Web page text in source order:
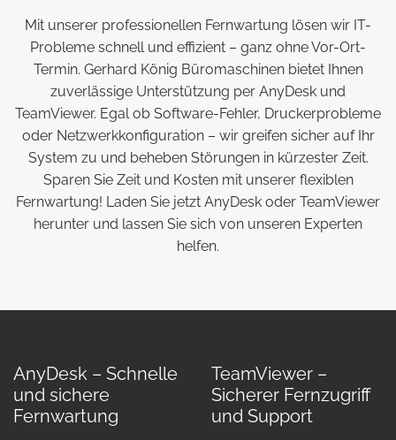
Mit unserer professionellen Fernwartung lösen wir IT-
Probleme schnell und effizient – ganz ohne Vor-Ort-
Termin. Gerhard König Büromaschinen bietet Ihnen
zuverlässige Unterstützung per AnyDesk und
TeamViewer. Egal ob Software-Fehler, Druckerprobleme
oder Netzwerkkonfiguration – wir greifen sicher auf Ihr
System zu und beheben Störungen in kürzester Zeit.
Sparen Sie Zeit und Kosten mit unserer flexiblen
Fernwartung! Laden Sie jetzt AnyDesk oder TeamViewer
herunter und lassen Sie sich von unseren Experten
helfen.
AnyDesk – Schnelle
und sichere
Fernwartung
TeamViewer –
Sicherer Fernzugriff
und Support